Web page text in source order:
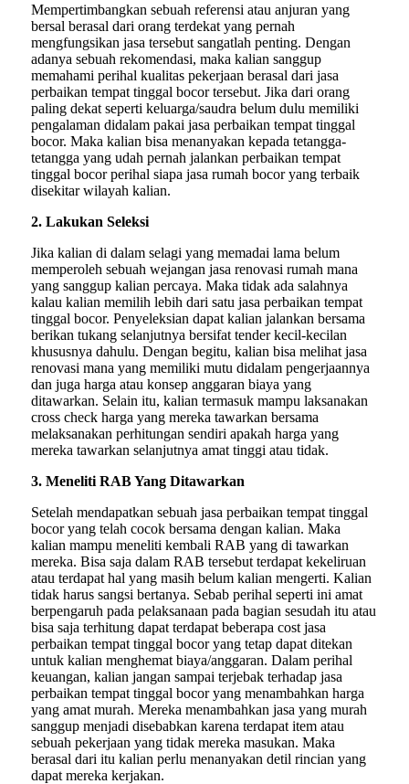
Mempertimbangkan sebuah referensi atau anjuran yang
bersal berasal dari orang terdekat yang pernah
mengfungsikan jasa tersebut sangatlah penting. Dengan
adanya sebuah rekomendasi, maka kalian sanggup
memahami perihal kualitas pekerjaan berasal dari jasa
perbaikan tempat tinggal bocor tersebut. Jika dari orang
paling dekat seperti keluarga/saudra belum dulu memiliki
pengalaman didalam pakai jasa perbaikan tempat tinggal
bocor. Maka kalian bisa menanyakan kepada tetangga-
tetangga yang udah pernah jalankan perbaikan tempat
tinggal bocor perihal siapa jasa rumah bocor yang terbaik
disekitar wilayah kalian.
2. Lakukan Seleksi
Jika kalian di dalam selagi yang memadai lama belum
memperoleh sebuah wejangan jasa renovasi rumah mana
yang sanggup kalian percaya. Maka tidak ada salahnya
kalau kalian memilih lebih dari satu jasa perbaikan tempat
tinggal bocor. Penyeleksian dapat kalian jalankan bersama
berikan tukang selanjutnya bersifat tender kecil-kecilan
khususnya dahulu. Dengan begitu, kalian bisa melihat jasa
renovasi mana yang memiliki mutu didalam pengerjaannya
dan juga harga atau konsep anggaran biaya yang
ditawarkan. Selain itu, kalian termasuk mampu laksanakan
cross check harga yang mereka tawarkan bersama
melaksanakan perhitungan sendiri apakah harga yang
mereka tawarkan selanjutnya amat tinggi atau tidak.
3. Meneliti RAB Yang Ditawarkan
Setelah mendapatkan sebuah jasa perbaikan tempat tinggal
bocor yang telah cocok bersama dengan kalian. Maka
kalian mampu meneliti kembali RAB yang di tawarkan
mereka. Bisa saja dalam RAB tersebut terdapat kekeliruan
atau terdapat hal yang masih belum kalian mengerti. Kalian
tidak harus sangsi bertanya. Sebab perihal seperti ini amat
berpengaruh pada pelaksanaan pada bagian sesudah itu atau
bisa saja terhitung dapat terdapat beberapa cost jasa
perbaikan tempat tinggal bocor yang tetap dapat ditekan
untuk kalian menghemat biaya/anggaran. Dalam perihal
keuangan, kalian jangan sampai terjebak terhadap jasa
perbaikan tempat tinggal bocor yang menambahkan harga
yang amat murah. Mereka menambahkan jasa yang murah
sanggup menjadi disebabkan karena terdapat item atau
sebuah pekerjaan yang tidak mereka masukan. Maka
berasal dari itu kalian perlu menanyakan detil rincian yang
dapat mereka kerjakan.